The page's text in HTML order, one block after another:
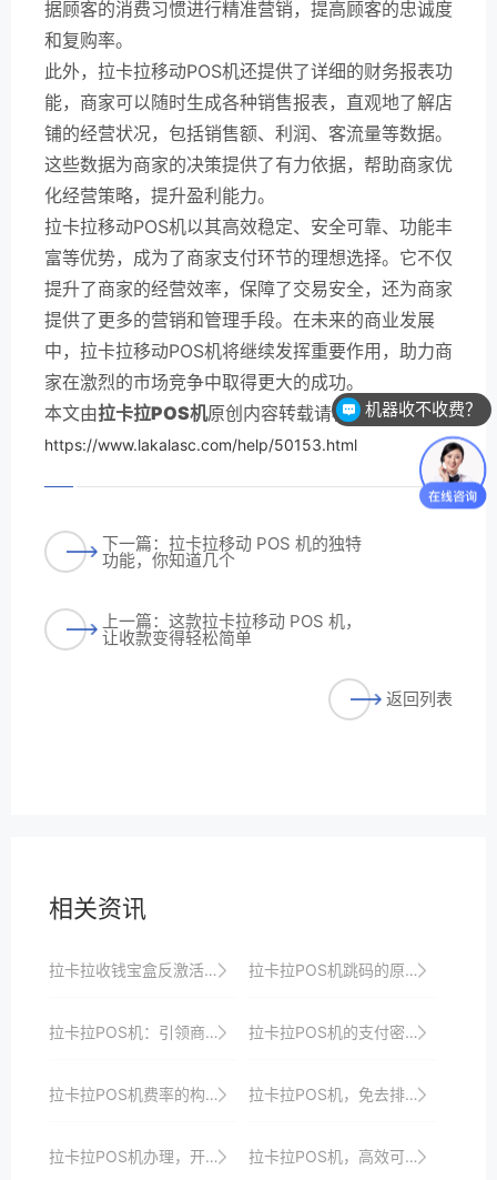
据顾客的消费习惯进行精准营销，提高顾客的忠诚度
和复购率。
此外，拉卡拉移动POS机还提供了详细的财务报表功
能，商家可以随时生成各种销售报表，直观地了解店
铺的经营状况，包括销售额、利润、客流量等数据。
这些数据为商家的决策提供了有力依据，帮助商家优
化经营策略，提升盈利能力。
拉卡拉移动POS机以其高效稳定、安全可靠、功能丰
富等优势，成为了商家支付环节的理想选择。它不仅
提升了商家的经营效率，保障了交易安全，还为商家
提供了更多的营销和管理手段。在未来的商业发展
中，拉卡拉移动POS机将继续发挥重要作用，助力商
家在激烈的市场竞争中取得更大的成功。
本文由拉卡拉POS机原创内容转载请标明出:
https://www.lakalasc.com/help/50153.html
下一篇：拉卡拉移动 POS 机的独特
功能，你知道几个
上一篇：这款拉卡拉移动 POS 机，
让收款变得轻松简单
返回列表
相关资讯
拉卡拉收钱宝盒反激活流程 拉卡拉POS机跳码的原因分析及解决对策
拉卡拉POS机：引领商业支付新时代，创造无限可能 拉卡拉POS机的支付密码设置
拉卡拉POS机费率的构成要素及计算方法 拉卡拉POS机，免去排长队的烦恼！
拉卡拉POS机办理，开启你的支付新篇章 拉卡拉POS机，高效可靠的支付工具
机器收不收费？